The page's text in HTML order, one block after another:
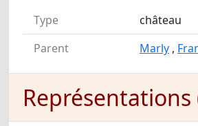
Type
château
Parent
Marly ,
Représentations